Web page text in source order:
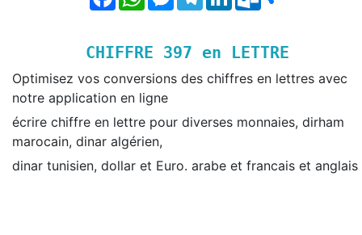
CHIFFRE 397 en LETTRE
Optimisez vos conversions des chiffres en lettres avec
notre application en ligne
écrire chiffre en lettre pour diverses monnaies, dirham
marocain, dinar algérien,
dinar tunisien, dollar et Euro. arabe et francais et anglais